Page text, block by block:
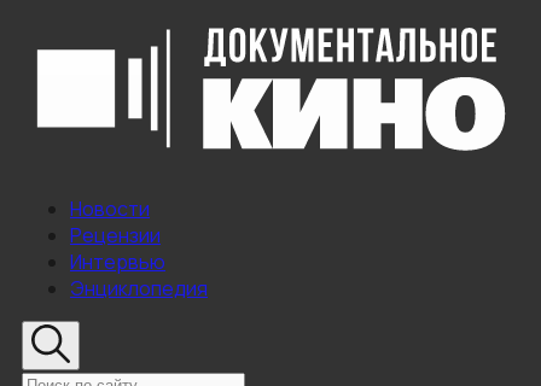
Новости
Рецензии
Интервью
Энциклопедия